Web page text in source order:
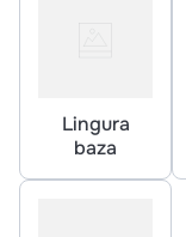
Lingura
baza